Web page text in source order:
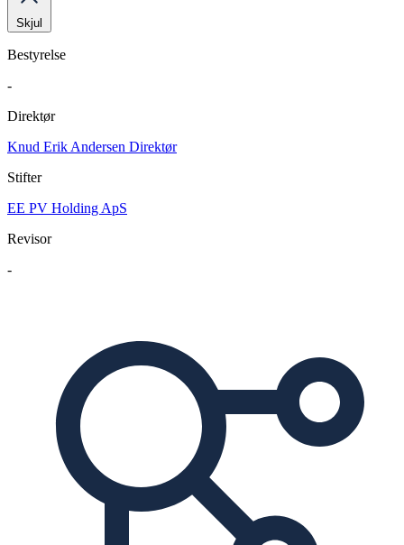
Skjul
Bestyrelse
-
Direktør
Knud Erik Andersen Direktør
Stifter
EE PV Holding ApS
Revisor
-